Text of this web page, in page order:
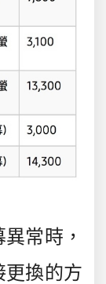
常時，
更換的方